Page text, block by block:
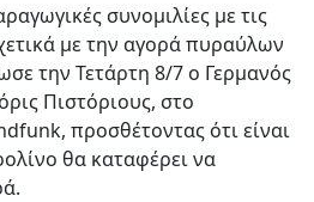
συνομιλίες με τις
με την αγορά πυραύλων
την Τετάρτη 8/7 ο Γερμανός
Πιστόριους, στο
προσθέτοντας ότι είναι
θα καταφέρει να